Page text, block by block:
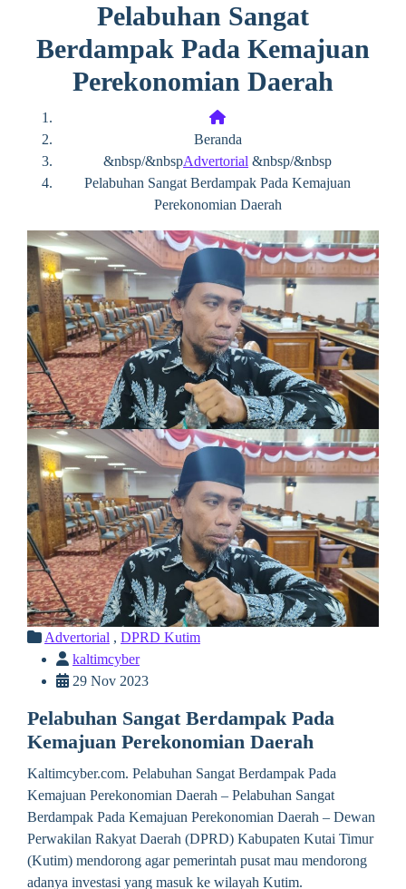
Pelabuhan Sangat
Berdampak Pada Kemajuan
Perekonomian Daerah
Beranda
&nbsp/&nbspAdvertorial &nbsp/&nbsp
Pelabuhan Sangat Berdampak Pada Kemajuan
Perekonomian Daerah
Advertorial , DPRD Kutim
kaltimcyber
29 Nov 2023
Pelabuhan Sangat Berdampak Pada
Kemajuan Perekonomian Daerah
Kaltimcyber.com. Pelabuhan Sangat Berdampak Pada
Kemajuan Perekonomian Daerah – Pelabuhan Sangat
Berdampak Pada Kemajuan Perekonomian Daerah – Dewan
Perwakilan Rakyat Daerah (DPRD) Kabupaten Kutai Timur
(Kutim) mendorong agar pemerintah pusat mau mendorong
adanya investasi yang masuk ke wilayah Kutim.